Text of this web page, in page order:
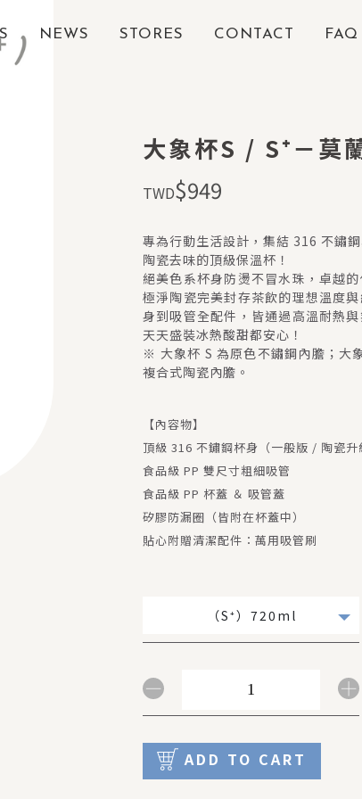
NEWS STORES CONTACT FAQ
SHOP
CONTACT
COMMUNITY
大象杯S / S⁺－莫
TWD$949
專為行動生活設計，集結 316 不鏽
陶瓷去味的頂級保溫杯！
絕美色系杯身防燙不冒水珠，卓越
極淨陶瓷完美封存茶飲的理想溫度
身到吸管全配件，皆通過高溫耐熱
天天盛裝冰熱酸甜都安心！
※ 大象杯 S 為原色不鏽鋼內膽；大
複合式陶瓷內膽。
【內容物】
頂級 316 不鏽鋼杯身（一般版 / 陶瓷升
食品級 PP 雙尺寸粗細吸管
食品級 PP 杯蓋 ＆ 吸管蓋
矽膠防漏圈（皆附在杯蓋中）
貼心附贈清潔配件：萬用吸管刷
（S⁺）720ml
ADD TO CART